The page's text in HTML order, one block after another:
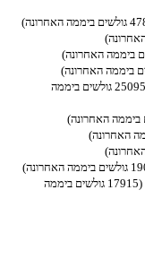
(25095 גולשים ביממה
(17915 גולשים ביממה